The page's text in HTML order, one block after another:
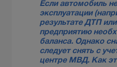
Если автомобиль
эксплуатации
результате ДТП
предприятию
баланса. Однако
следует снять с
центре МВД. Как